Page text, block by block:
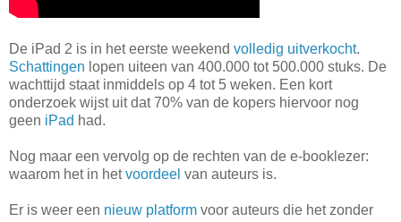
De iPad 2 is in het eerste weekend volledig uitverkocht.
Schattingen lopen uiteen van 400.000 tot 500.000 stuks. De
wachttijd staat inmiddels op 4 tot 5 weken. Een kort
onderzoek wijst uit dat 70% van de kopers hiervoor nog
geen iPad had.
Nog maar een vervolg op de rechten van de e-booklezer:
waarom het in hetvoordeel van auteurs is.
Er is weer een nieuw platform voor auteurs die het zonder